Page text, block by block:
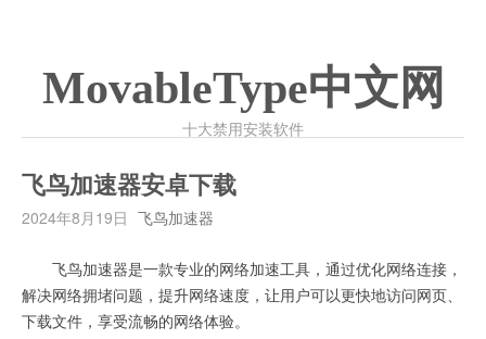
MovableType中文网
十大禁用安装软件
飞鸟加速器安卓下载
2024年8月19日 飞鸟加速器
飞鸟加速器是一款专业的网络加速工具，通过优化网络连接，
解决网络拥堵问题，提升网络速度，让用户可以更快地访问网页、
下载文件，享受流畅的网络体验。